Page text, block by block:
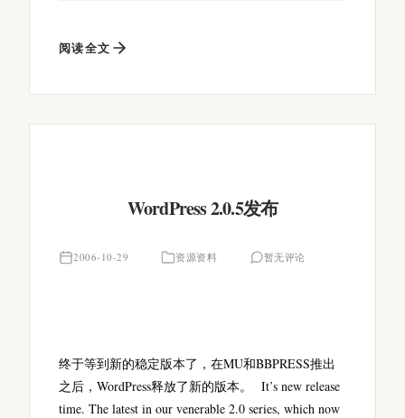
阅读全文
WordPress 2.0.5发布
2006-10-29 资源资料 暂无评论
终于等到新的稳定版本了，在MU和BBPRESS推出
之后，WordPress释放了新的版本。 It’s new release
time. The latest in our venerable 2.0 series, which now